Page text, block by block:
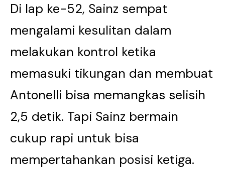
Di lap ke-52, Sainz sempat
mengalami kesulitan dalam
melakukan kontrol ketika
memasuki tikungan dan membuat
Antonelli bisa memangkas selisih
2,5 detik. Tapi Sainz bermain
cukup rapi untuk bisa
mempertahankan posisi ketiga.